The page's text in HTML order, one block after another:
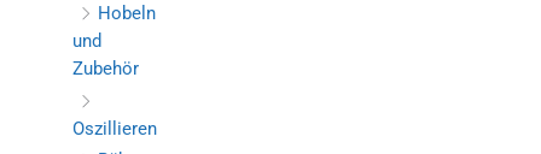
Hobeln
und
Zubehör
Oszillieren